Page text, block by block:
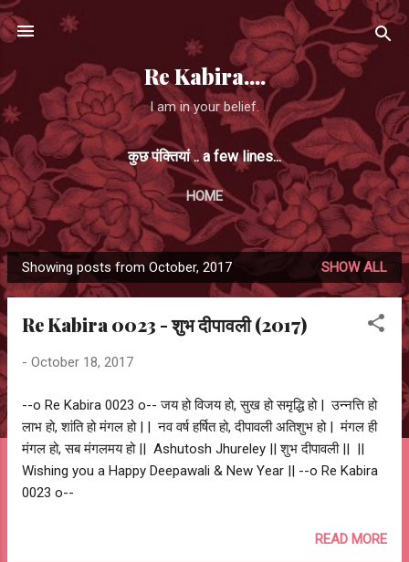
Skip to main content
Re Kabira....
I am in your belief.
कुछ पंक्तियां .. a few lines...
HOME
P
o
Showing posts from October, 2017 SHOW ALL
Re Kabira 0023 - शुभ दीपावली (2017)
- October 18, 2017
--o Re Kabira 0023 o-- जय हो विजय हो, सुख हो समृद्धि हो | उन्नत्ति हो
लाभ हो, शांति हो मंगल हो | | नव वर्ष हर्षित हो, दीपावली अतिशुभ हो | मंगल ही
मंगल हो, सब मंगलमय हो || Ashutosh Jhureley || शुभ दीपावली || ||
Wishing you a Happy Deepawali & New Year || --o Re Kabira
0023 o--
READ MORE